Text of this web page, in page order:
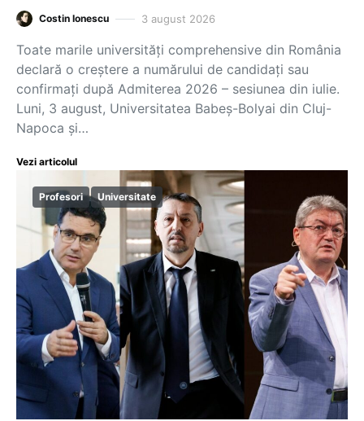
Costin Ionescu 3 august 2026
Toate marile universități comprehensive din România
declară o creștere a numărului de candidați sau
confirmați după Admiterea 2026 – sesiunea din iulie.
Luni, 3 august, Universitatea Babeș-Bolyai din Cluj-
Napoca și…
Vezi articolul
Profesori Universitate